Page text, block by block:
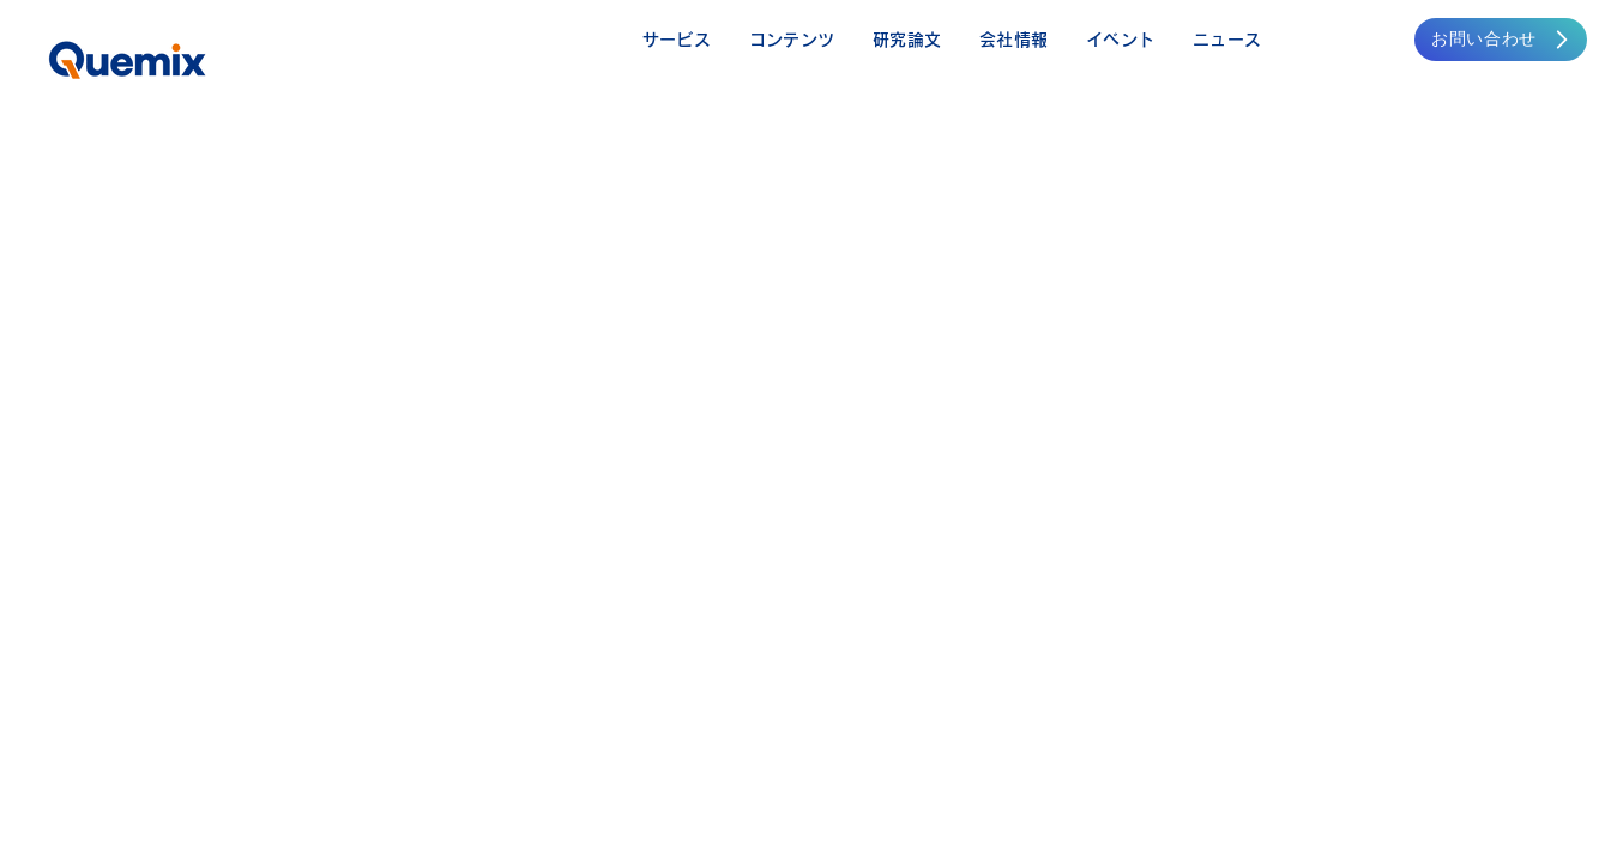
お問い合わせ
サービス コンテンツ 研究論文 会社情報 イベント ニュース